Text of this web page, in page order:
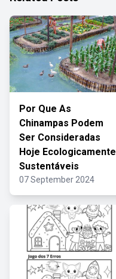
Por Que As
Chinampas Podem
Ser Consideradas
Hoje Ecologicamente
Sustentáveis
07 September 2024